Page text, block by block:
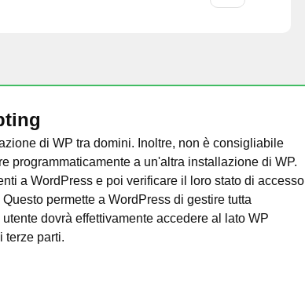
di WP tra domini. Inoltre, non è consigliabile
programmaticamente a un'altra installazione di WP.
a WordPress e poi verificare il loro stato di accesso
permette a WordPress di gestire tutta
dovrà effettivamente accedere al lato WP
terze parti.